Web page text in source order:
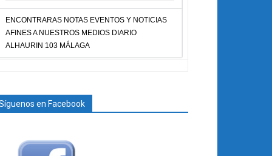
ENCONTRARAS NOTAS EVENTOS Y NOTICIAS
AFINES A NUESTROS MEDIOS DIARIO
ALHAURIN 103 MÁLAGA
en Facebook